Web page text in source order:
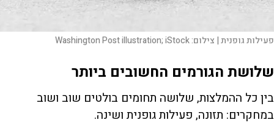
פעילות גופנית | צילום:Washington Post illustration; iStock
שלושת הגורמים החשובים ביותר
בין כל ההמלצות, שלושה תחומים בולטים שוב ושוב
במחקרים: תזונה, פעילות גופנית ושינה.